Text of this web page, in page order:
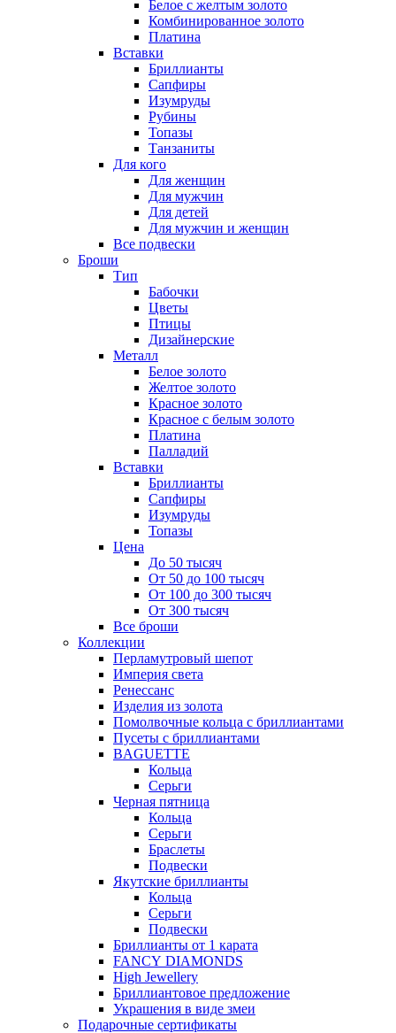
Белое с желтым золото
Комбинированное золото
Платина
Вставки
Бриллианты
Сапфиры
Изумруды
Рубины
Топазы
Танзаниты
Для кого
Для женщин
Для мужчин
Для детей
Для мужчин и женщин
Все подвески
Броши
Тип
Бабочки
Цветы
Птицы
Дизайнерские
Металл
Белое золото
Желтое золото
Красное золото
Красное с белым золото
Платина
Палладий
Вставки
Бриллианты
Сапфиры
Изумруды
Топазы
Цена
До 50 тысяч
От 50 до 100 тысяч
От 100 до 300 тысяч
От 300 тысяч
Все броши
Коллекции
Перламутровый шепот
Империя света
Ренессанс
Изделия из золота
Помолвочные кольца с бриллиантами
Пусеты с бриллиантами
BAGUETTE
Кольца
Серьги
Черная пятница
Кольца
Серьги
Браслеты
Подвески
Якутские бриллианты
Кольца
Серьги
Подвески
Бриллианты от 1 карата
FANCY DIAMONDS
High Jewellery
Бриллиантовое предложение
Украшения в виде змеи
Подарочные сертификаты